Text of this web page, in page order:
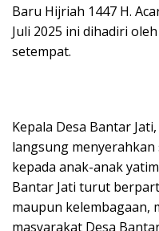
Baru Hijriah 1447 H.
Juli 2025 ini dihadiri
setempat.
Kepala Desa Bantar
langsung
kepada anak-anak
Bantar Jati turut
maupun kelembagaan,
masyarakat Desa